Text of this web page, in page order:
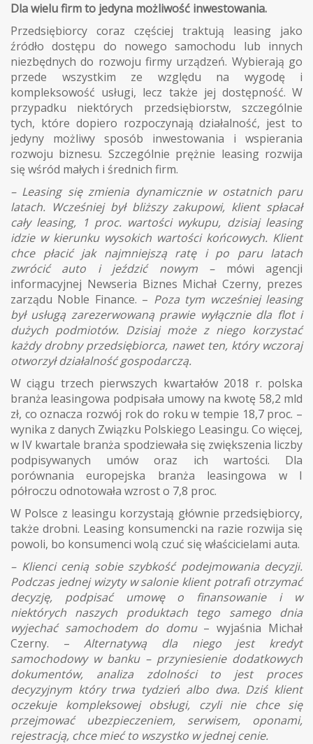
Dla wielu firm to jedyna możliwość inwestowania.
Przedsiębiorcy coraz częściej traktują leasing jako
źródło dostępu do nowego samochodu lub innych
niezbędnych do rozwoju firmy urządzeń. Wybierają go
przede wszystkim ze względu na wygodę i
kompleksowość usługi, lecz także jej dostępność. W
przypadku niektórych przedsiębiorstw, szczególnie
tych, które dopiero rozpoczynają działalność, jest to
jedyny możliwy sposób inwestowania i wspierania
rozwoju biznesu. Szczególnie prężnie leasing rozwija
się wśród małych i średnich firm.
– Leasing się zmienia dynamicznie w ostatnich paru
latach. Wcześniej był bliższy zakupowi, klient spłacał
cały leasing, 1 proc. wartości wykupu, dzisiaj leasing
idzie w kierunku wysokich wartości końcowych. Klient
chce płacić jak najmniejszą ratę i po paru latach
zwrócić auto i jeździć nowym –mówi agencji
informacyjnej Newseria Biznes Michał Czerny, prezes
zarządu Noble Finance. – Poza tym wcześniej leasing
był usługą zarezerwowaną prawie wyłącznie dla flot i
dużych podmiotów. Dzisiaj może z niego korzystać
każdy drobny przedsiębiorca, nawet ten, który wczoraj
otworzył działalność gospodarczą.
W ciągu trzech pierwszych kwartałów 2018 r. polska
branża leasingowa podpisała umowy na kwotę 58,2 mld
zł, co oznacza rozwój rok do roku w tempie 18,7 proc. –
wynika z danych Związku Polskiego Leasingu. Co więcej,
w IV kwartale branża spodziewała się zwiększenia liczby
podpisywanych umów oraz ich wartości. Dla
porównania europejska branża leasingowa w I
półroczu odnotowała wzrost o 7,8 proc.
W Polsce z leasingu korzystają głównie przedsiębiorcy,
także drobni. Leasing konsumencki na razie rozwija się
powoli, bo konsumenci wolą czuć się właścicielami auta.
– Klienci cenią sobie szybkość podejmowania decyzji.
Podczas jednej wizyty w salonie klient potrafi otrzymać
decyzję, podpisać umowę o finansowanie i w
niektórych naszych produktach tego samego dnia
wyjechać samochodem do domu – wyjaśnia Michał
Czerny. –Alternatywą dla niego jest kredyt
samochodowy w banku – przyniesienie dodatkowych
dokumentów, analiza zdolności to jest proces
decyzyjnym który trwa tydzień albo dwa. Dziś klient
oczekuje kompleksowej obsługi, czyli nie chce się
przejmować ubezpieczeniem, serwisem, oponami,
rejestracją, chce mieć to wszystko w jednej cenie.